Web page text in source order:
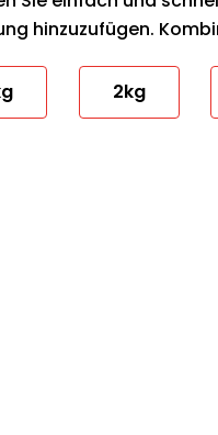
hinzuzufügen.
2kg